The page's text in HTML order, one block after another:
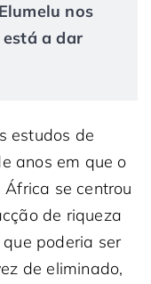
nos
a dar
estudos de
anos em que o
se centrou
de riqueza
poderia ser
de eliminado,